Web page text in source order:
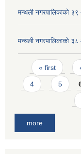
मन्थली नगरपालिकाको
मन्थली नगरपालिकाको
Pages
« first
4 5
more